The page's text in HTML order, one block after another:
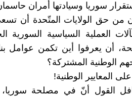
سوريا وسيادتها أمران حاسمان
من حق الولايات المتّحدة أن
العملية السياسية السورية
أن يعرفوا أين تكمن عوامل
الوطنية المشتركة؟
المعايير الوطنية!
القول أنّ في مصلحة سوريا،